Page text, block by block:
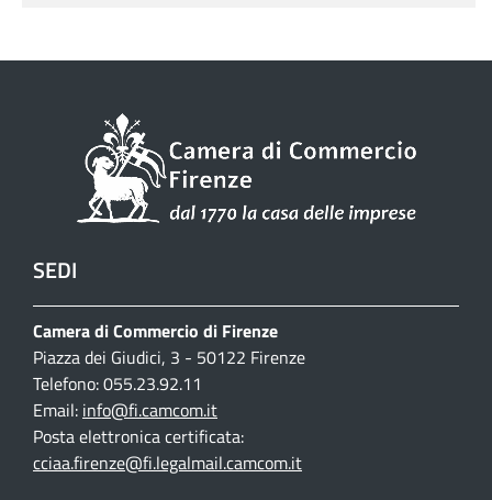
SEDI
Camera di Commercio di Firenze
Piazza dei Giudici, 3 - 50122 Firenze
Telefono: 055.23.92.11
Email: info@fi.camcom.it
Posta elettronica certificata:
cciaa.firenze@fi.legalmail.camcom.it